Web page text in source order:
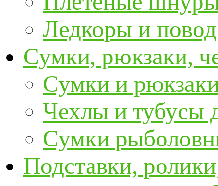
Ледкоры и
Сумки, рюкзаки,
Сумки и
Чехлы и тубусы
Сумки
Подставки,